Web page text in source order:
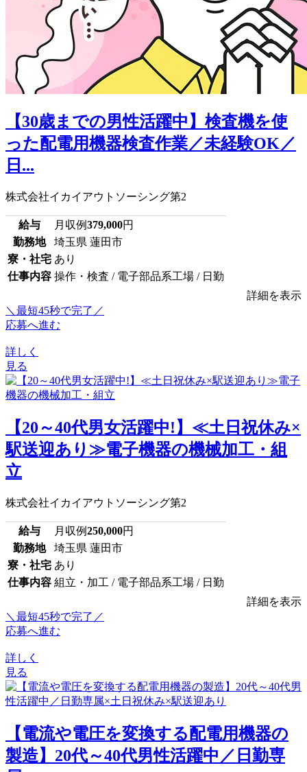
【30歳までの男性活躍中】検査機を使
った配電用機器検査作業／未経験OK／
日...
株式会社イカイアウトソーシング第2
給与 月収例379,000円
勤務地
埼玉県 蓮田市
寮・社宅 あり
仕事内容 操作・検査 / 電子部品系工場 / 日勤
詳細を表示
＼最短45秒で完了／
応募へ進む
詳しく
見る
【20～40代男女活躍中!】≪土日祝休み×
駅送迎あり≫電子機器の機械加工・組
立
株式会社イカイアウトソーシング第2
給与 月収例250,000円
勤務地
埼玉県 蓮田市
寮・社宅 あり
仕事内容 組立・加工 / 電子部品系工場 / 日勤
詳細を表示
＼最短45秒で完了／
応募へ進む
詳しく
見る
【電流や電圧を変換する配電用機器の
製造】20代～40代男性活躍中／日勤専